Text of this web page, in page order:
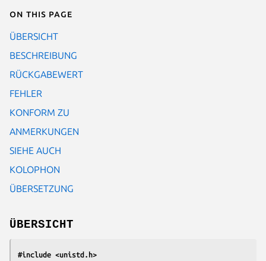
On this page
ÜBERSICHT
BESCHREIBUNG
RÜCKGABEWERT
FEHLER
KONFORM ZU
ANMERKUNGEN
SIEHE AUCH
KOLOPHON
ÜBERSETZUNG
ÜBERSICHT
#include <unistd.h>